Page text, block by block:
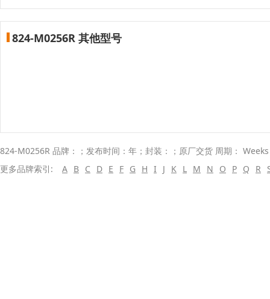
824-M0256R 其他型号
824-M0256R 品牌：；发布时间：年；封装：；原厂交货 周期：
更多品牌索引:
A B C D E F G H I J K L M N O P Q R